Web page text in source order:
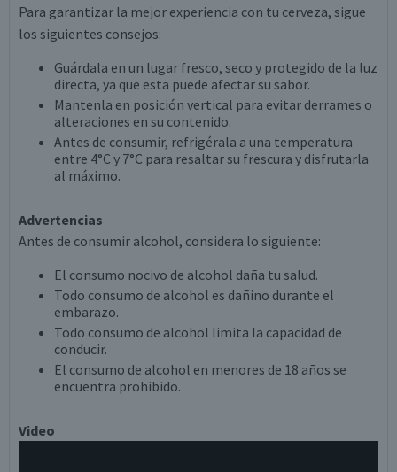
Para garantizar la mejor experiencia con tu cerveza, sigue
los siguientes consejos:
Guárdala en un lugar fresco, seco y protegido de la luz
directa, ya que esta puede afectar su sabor.
Mantenla en posición vertical para evitar derrames o
alteraciones en su contenido.
Antes de consumir, refrigérala a una temperatura
entre 4°C y 7°C para resaltar su frescura y disfrutarla
al máximo.
Advertencias
Antes de consumir alcohol, considera lo siguiente:
El consumo nocivo de alcohol daña tu salud.
Todo consumo de alcohol es dañino durante el
embarazo.
Todo consumo de alcohol limita la capacidad de
conducir.
El consumo de alcohol en menores de 18 años se
encuentra prohibido.
Video